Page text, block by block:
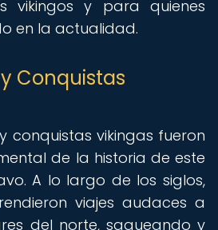
vikingos y para quienes
en la actualidad.
Conquistas
conquistas vikingas fueron
de la historia de este
A lo largo de los siglos,
viajes audaces a
del norte, saqueando y